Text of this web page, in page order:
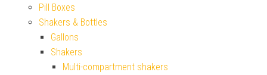
Pill Boxes
Shakers & Bottles
Gallons
Shakers
Multi-compartment shakers